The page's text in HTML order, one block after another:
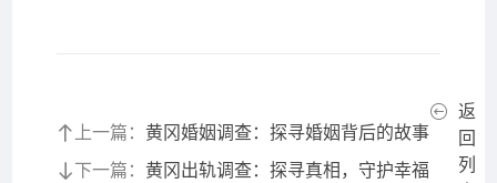
上一篇： 黄冈婚姻调查：探寻婚姻背后的故事
下一篇： 黄冈出轨调查：探寻真相，守护幸福
返
回
列